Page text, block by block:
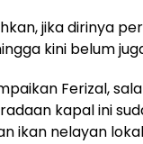
jika dirinya
kini belum
Ferizal,
kapal ini
ikan nelayan